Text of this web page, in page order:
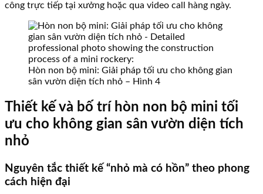
công trực tiếp tại xưởng hoặc qua video call hàng ngày.
Hòn non bộ mini: Giải pháp tối ưu cho không gian
sân vườn diện tích nhỏ – Hình 4
Thiết kế và bố trí hòn non bộ mini tối
ưu cho không gian sân vườn diện tích
nhỏ
Nguyên tắc thiết kế “nhỏ mà có hồn” theo phong
cách hiện đại